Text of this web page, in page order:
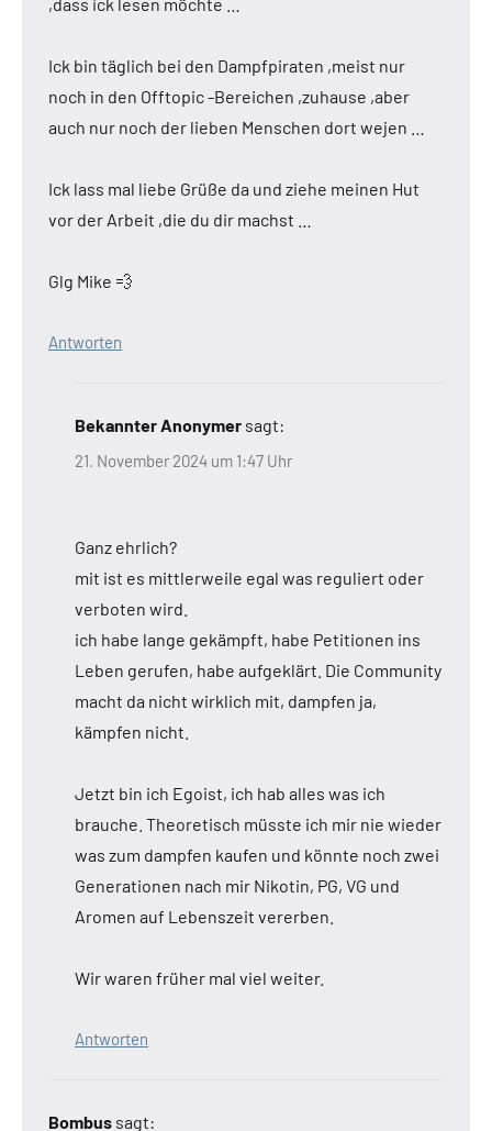
Ick bin täglich bei den Dampfpiraten ,meist nur
noch in den Offtopic -Bereichen ,zuhause ,aber
auch nur noch der lieben Menschen dort wejen …
Ick lass mal liebe Grüße da und ziehe meinen Hut
vor der Arbeit ,die du dir machst …
Glg Mike 💨
Antworten
Bekannter Anonymer sagt:
21. November 2024 um 1:47 Uhr
Ganz ehrlich?
mit ist es mittlerweile egal was reguliert oder
verboten wird.
ich habe lange gekämpft, habe Petitionen ins
Leben gerufen, habe aufgeklärt. Die Community
macht da nicht wirklich mit, dampfen ja,
kämpfen nicht.
Jetzt bin ich Egoist, ich hab alles was ich
brauche. Theoretisch müsste ich mir nie wieder
was zum dampfen kaufen und könnte noch zwei
Generationen nach mir Nikotin, PG, VG und
Aromen auf Lebenszeit vererben.
Wir waren früher mal viel weiter.
Antworten
Bombus sagt: